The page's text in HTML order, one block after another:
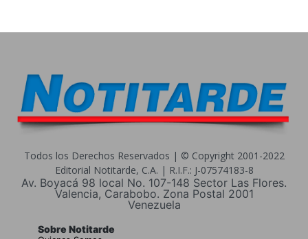
Todos los Derechos Reservados | © Copyright 2001-2022
Editorial Notitarde, C.A. | R.I.F.: J-07574183-8
Av. Boyacá 98 local No. 107-148 Sector Las Flores.
Valencia, Carabobo. Zona Postal 2001
Venezuela
Sobre Notitarde